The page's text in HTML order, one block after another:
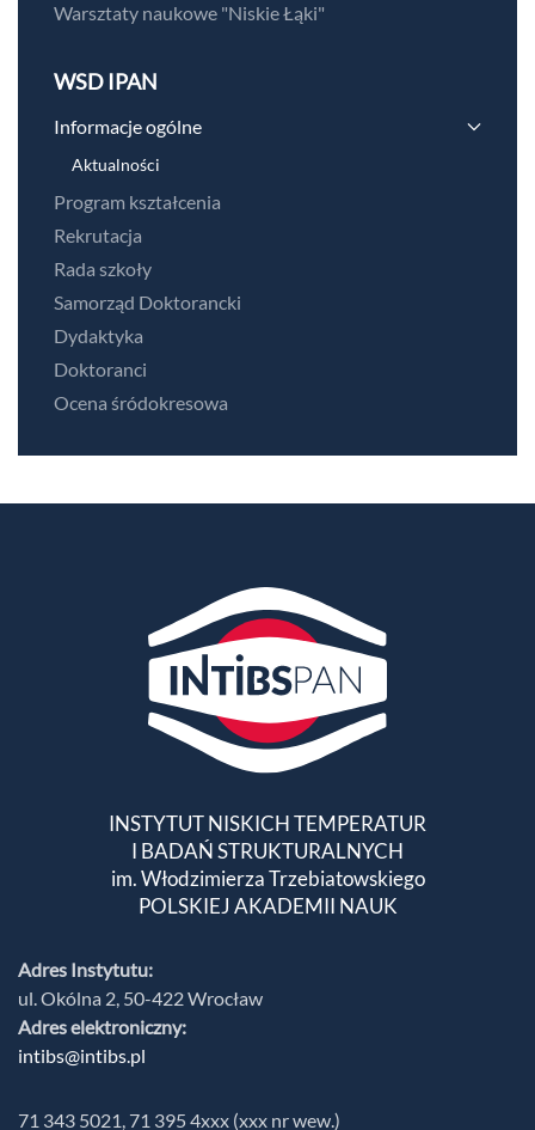
Warsztaty naukowe "Niskie Łąki"
WSD IPAN
Informacje ogólne
Aktualności
Program kształcenia
Rekrutacja
Rada szkoły
Samorząd Doktorancki
Dydaktyka
Doktoranci
Ocena śródokresowa
INSTYTUT NISKICH TEMPERATUR
I BADAŃ STRUKTURALNYCH
im. Włodzimierza Trzebiatowskiego
POLSKIEJ AKADEMII NAUK
Adres Instytutu:
ul. Okólna 2, 50-422 Wrocław
Adres elektroniczny:
intibs@intibs.pl
71 343 5021, 71 395 4xxx (xxx nr wew.)